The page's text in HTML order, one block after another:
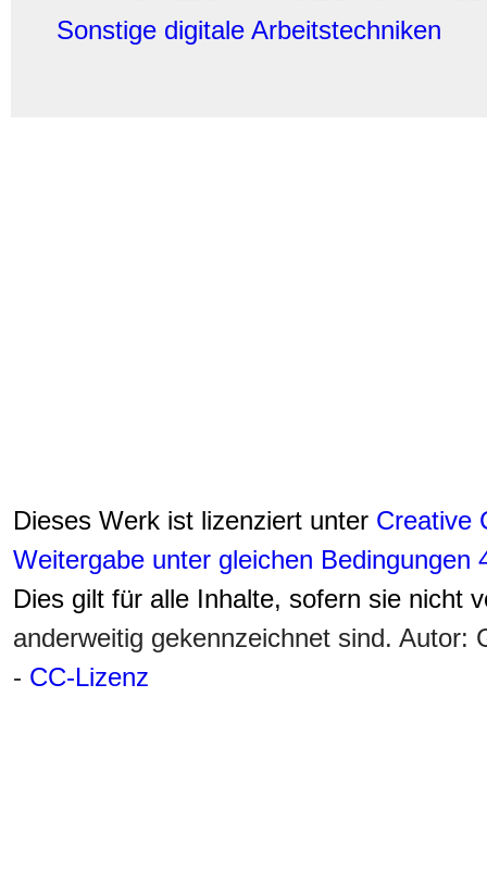
Sonstige digitale Arbeitstechniken
Dieses Werk ist lizenziert unter Creative
Weitergabe unter gleichen
Dies gilt für alle Inhalte, sofern sie nicht
anderweitig gekennzeichnet sind. Autor:
- CC-Lizenz